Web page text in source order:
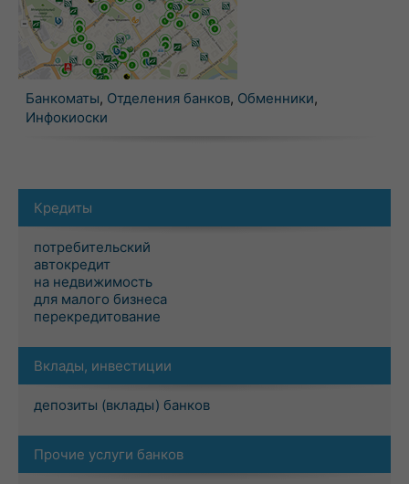
Банкоматы, Отделения банков, Обменники,
Инфокиоски
Кредиты
потребительский
автокредит
на недвижимость
для малого бизнеса
перекредитование
Вклады, инвестиции
депозиты (вклады) банков
Прочие услуги банков